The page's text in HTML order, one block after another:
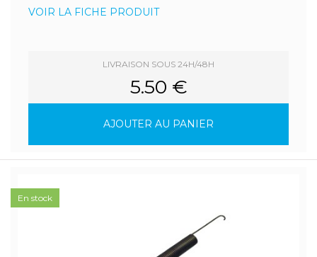
VOIR LA FICHE PRODUIT
LIVRAISON SOUS 24H/48H
5.50 €
AJOUTER AU PANIER
En stock